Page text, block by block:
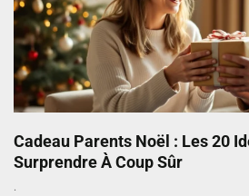
Cadeau Parents Noël : Les 20
Surprendre À Coup Sûr